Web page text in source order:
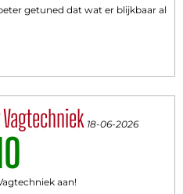
getuned dat wat er blijkbaar al
18-06-2026
aan!